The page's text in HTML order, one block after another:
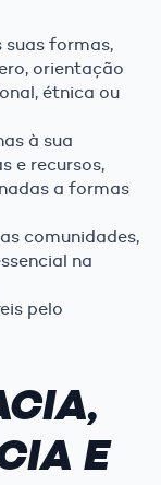
suas formas,
orientação
étnica ou
à sua
e recursos,
a formas
comunidades,
na
pelo
E